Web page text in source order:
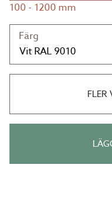
100 - 1200 mm
Färg
FLER